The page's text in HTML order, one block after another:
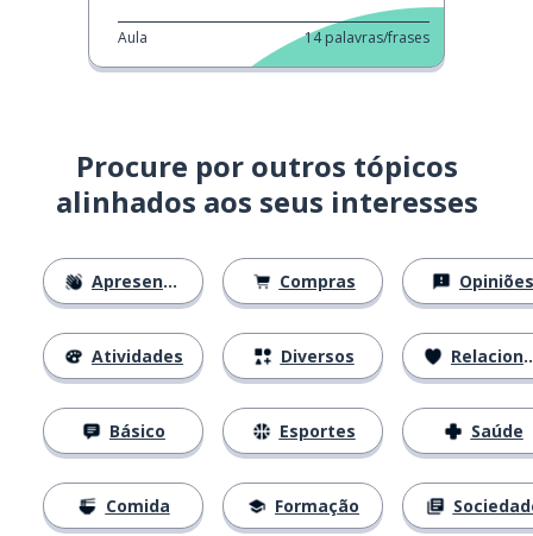
Aula 14 palavras/frases
Procure por outros tópicos
alinhados aos seus interesses
Apresentações
Atividades
Básico
Comida
Compras
Diversos
Esportes
Formação
Opiniões
Relacionamentos
Saúde